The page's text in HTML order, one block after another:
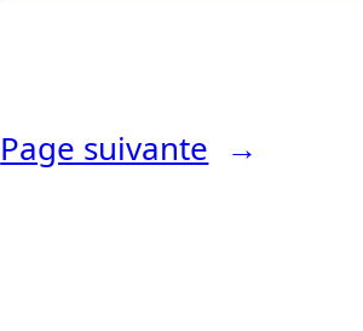
Page suivante →